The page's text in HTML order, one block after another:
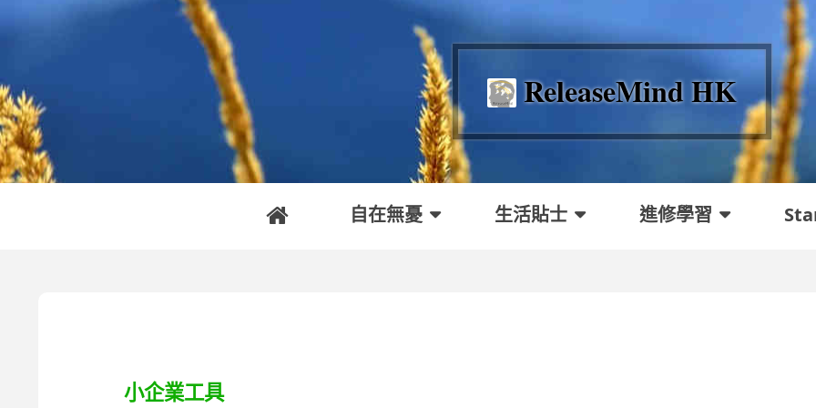
ReleaseMind HK
自在無憂 生活貼士 進修學習
小企業工具